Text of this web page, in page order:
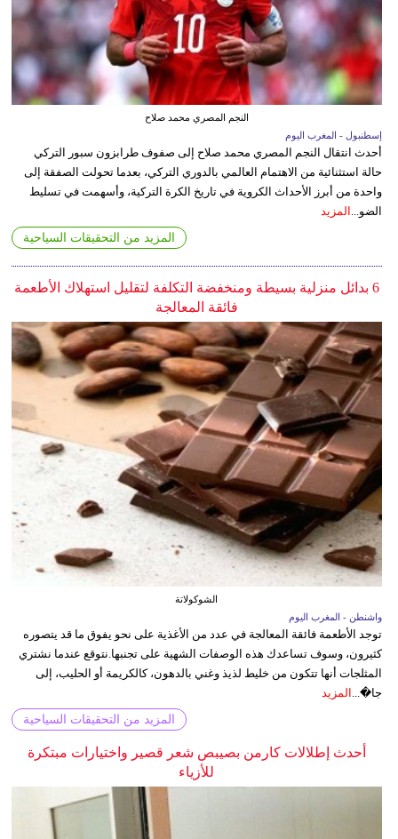
النجم المصري محمد صلاح
إسطنبول - المغرب اليوم
أحدث انتقال النجم المصري محمد صلاح إلى صفوف طرابزون سبور التركي
حالة استثنائية من الاهتمام العالمي بالدوري التركي، بعدما تحولت الصفقة إلى
واحدة من أبرز الأحداث الكروية في تاريخ الكرة التركية، وأسهمت في تسليط
الضو... المزيد
المزيد من التحقيقات السياحية
6 بدائل منزلية بسيطة ومنخفضة التكلفة لتقليل استهلاك الأطعمة
فائقة المعالجة
الشوكولاتة
واشنطن - المغرب اليوم
توجد الأطعمة فائقة المعالجة في عدد من الأغذية على نحو يفوق ما قد يتصوره
كثيرون، وسوف تساعدك هذه الوصفات الشهية على تجنبها.نتوقع عندما نشتري
المثلجات أنها تتكون من خليط لذيذ وغني بالدهون، كالكريمة أو الحليب، إلى
جا�...
المزيد
المزيد من التحقيقات السياحية
أحدث إطلالات كارمن بصيبص شعر قصير واختيارات مبتكرة
للأزياء